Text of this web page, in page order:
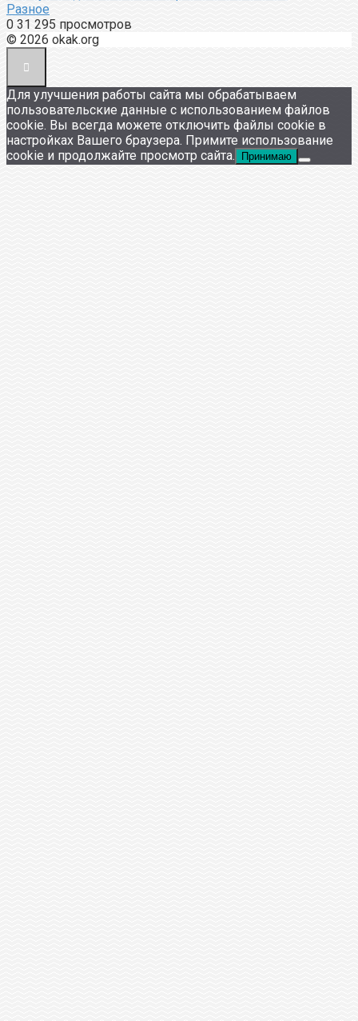
Разное
0 31 295 просмотров
© 2026 okak.org
Для улучшения работы сайта мы обрабатываем
пользовательские данные с использованием файлов
cookie. Вы всегда можете отключить файлы cookie в
настройках Вашего браузера. Примите использование
cookie и продолжайте просмотр сайта.
Принимаю